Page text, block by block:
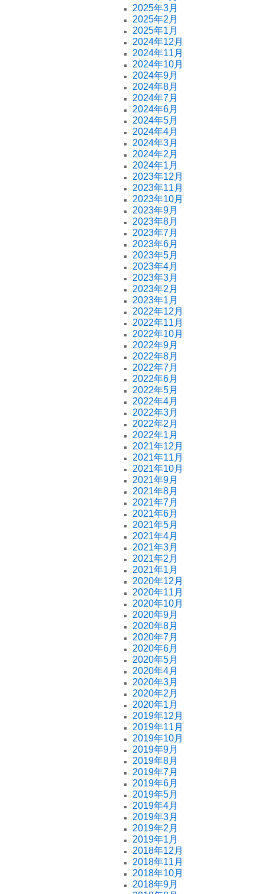
2025年3月
2025年2月
2025年1月
2024年12月
2024年11月
2024年10月
2024年9月
2024年8月
2024年7月
2024年6月
2024年5月
2024年4月
2024年3月
2024年2月
2024年1月
2023年12月
2023年11月
2023年10月
2023年9月
2023年8月
2023年7月
2023年6月
2023年5月
2023年4月
2023年3月
2023年2月
2023年1月
2022年12月
2022年11月
2022年10月
2022年9月
2022年8月
2022年7月
2022年6月
2022年5月
2022年4月
2022年3月
2022年2月
2022年1月
2021年12月
2021年11月
2021年10月
2021年9月
2021年8月
2021年7月
2021年6月
2021年5月
2021年4月
2021年3月
2021年2月
2021年1月
2020年12月
2020年11月
2020年10月
2020年9月
2020年8月
2020年7月
2020年6月
2020年5月
2020年4月
2020年3月
2020年2月
2020年1月
2019年12月
2019年11月
2019年10月
2019年9月
2019年8月
2019年7月
2019年6月
2019年5月
2019年4月
2019年3月
2019年2月
2019年1月
2018年12月
2018年11月
2018年10月
2018年9月